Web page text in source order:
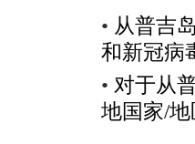
• 从普吉
和新冠病
• 对于从
地国家/地